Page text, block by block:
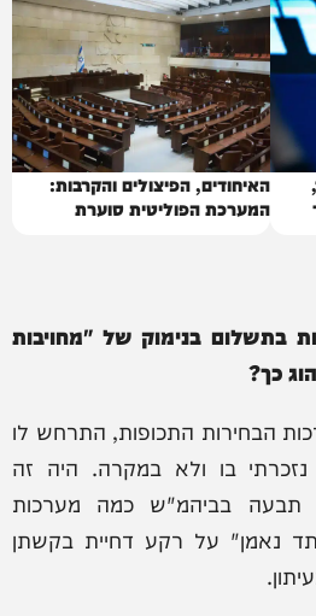
האיחודים, הפיצולים והקרבות:
המערכת הפוליטית סוערת
בתשלום בנימוק של "מחויבות
כך?
הבחירות התכופות, התרחש לו
נזכרתי בו ולא במקרה. היה זה
בביהמ"ש כמה מערכות
נאמן" על רקע דחיית בקשתן